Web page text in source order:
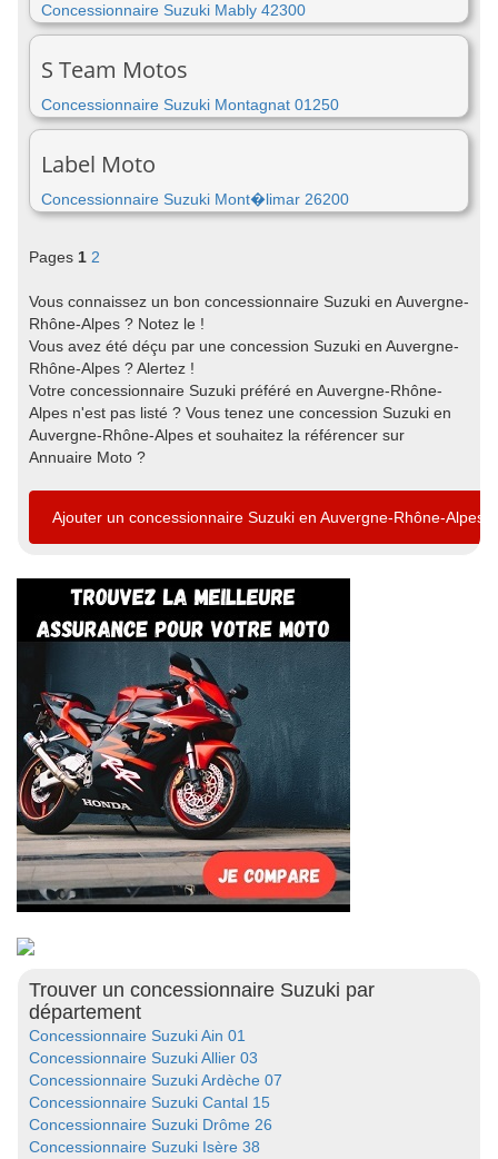
Concessionnaire Suzuki Mably 42300
S Team Motos
Concessionnaire Suzuki Montagnat 01250
Label Moto
Concessionnaire Suzuki Mont�limar 26200
Pages 1 2
Vous connaissez un bon concessionnaire Suzuki en Auvergne-
Rhône-Alpes ? Notez le !
Vous avez été déçu par une concession Suzuki en Auvergne-
Rhône-Alpes ? Alertez !
Votre concessionnaire Suzuki préféré en Auvergne-Rhône-
Alpes n'est pas listé ? Vous tenez une concession Suzuki en
Auvergne-Rhône-Alpes et souhaitez la référencer sur
Annuaire Moto ?
Ajouter un concessionnaire Suzuki en Auvergne-Rhône-Alpes
Trouver un concessionnaire Suzuki par
département
Concessionnaire Suzuki Ain 01
Concessionnaire Suzuki Allier 03
Concessionnaire Suzuki Ardèche 07
Concessionnaire Suzuki Cantal 15
Concessionnaire Suzuki Drôme 26
Concessionnaire Suzuki Isère 38